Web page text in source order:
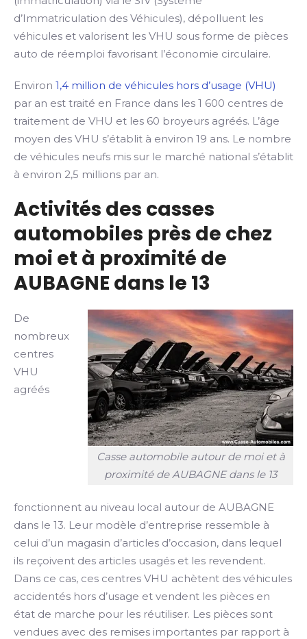
d’Immatriculation des Véhicules), dépolluent les
véhicules et valorisent les VHU sous forme de pièces
auto de réemploi favorisant l’économie circulaire.
Environ 1,4 million de véhicules hors d’usage (VHU)
par an est traité en France dans les 1 600 centres de
traitement de VHU et les 60 broyeurs agréés. L’âge
moyen des VHU s’établit à environ 19 ans. Le nombre
de véhicules neufs mis sur le marché national s’établit
à environ 2,5 millions par an.
Activités des casses
automobiles près de chez
moi et à proximité de
AUBAGNE dans le 13
Casse automobile autour de moi et à
proximité de AUBAGNE dans le 13
De
nombreux
centres
VHU
agréés
fonctionnent au niveau local autour de AUBAGNE
dans le 13. Leur modèle d’entreprise ressemble à
celui d’un magasin d’articles d’occasion, dans lequel
ils reçoivent des articles usagés et les revendent.
Dans ce cas, ces centres VHU achètent des véhicules
accidentés hors d’usage et vendent les pièces en
état de marche pour les réutiliser. Les pièces sont
vendues avec des remises importantes par rapport à